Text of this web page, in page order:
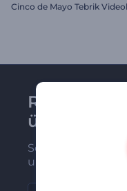
Cinco de Mayo Tebrik
üye olun
Son haber ve
ulaşsın